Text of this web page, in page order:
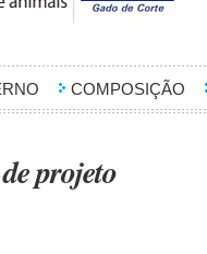
COMPOSIÇÃO
projeto